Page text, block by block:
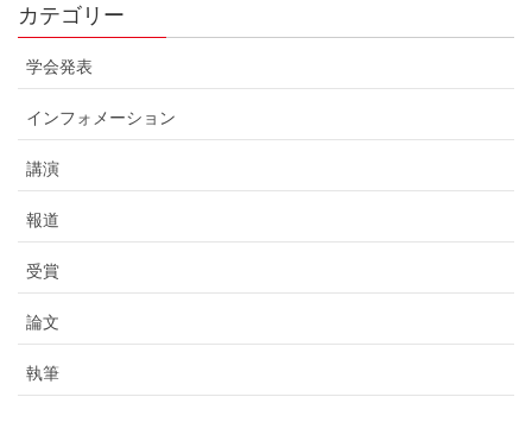
カテゴリー
学会発表
インフォメーション
講演
報道
受賞
論文
執筆